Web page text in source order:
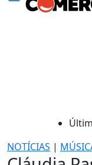
NOTÍCIAS |